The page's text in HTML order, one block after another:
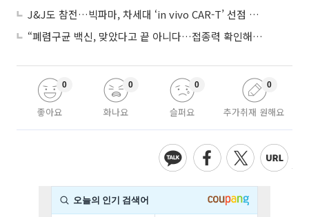
J&J도 참전…빅파마, 차세대 ‘in vivo CAR-T’ 선점 경쟁 본격화
“폐렴구균 백신, 맞았다고 끝 아니다…접종력 확인해야”
좋아요
0
화나요
0
슬퍼요
0
추가취재 원해요
0